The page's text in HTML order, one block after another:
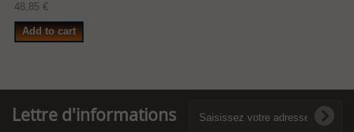
48,85 €
Add to cart
Lettre d'informations